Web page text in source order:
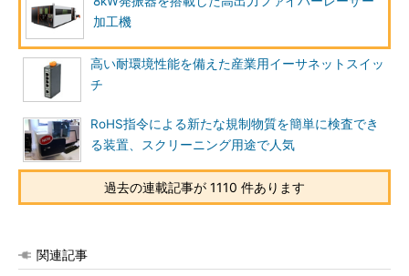
加工機
高い耐環境性能を備えた産業用イーサネットスイッ
チ
RoHS指令による新たな規制物質を簡単に検査でき
る装置、スクリーニング用途で人気
過去の連載記事が 1110 件あります
関連記事